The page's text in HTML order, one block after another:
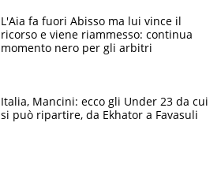
L'Aia fa fuori Abisso ma lui vince il
ricorso e viene riammesso: continua
momento nero per gli arbitri
Italia, Mancini: ecco gli Under 23 da cui
si può ripartire, da Ekhator a Favasuli